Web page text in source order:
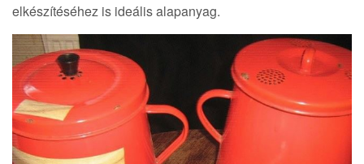
elkészítéséhez is ideális alapanyag.